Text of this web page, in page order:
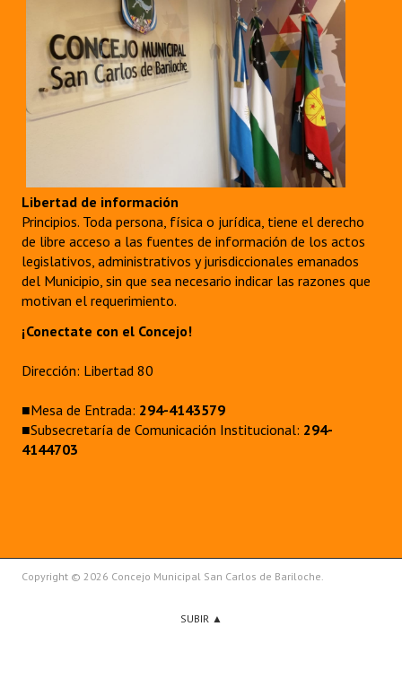
Libertad de información
Principios. Toda persona, física o jurídica, tiene el derecho
de libre acceso a las fuentes de información de los actos
legislativos, administrativos y jurisdiccionales emanados
del Municipio, sin que sea necesario indicar las razones que
motivan el requerimiento.
¡Conectate con el Concejo!
Dirección: Libertad 80
■Mesa de Entrada: 294-4143579
■Subsecretaría de Comunicación Institucional: 294-
4144703
Copyright © 2026 Concejo Municipal San Carlos de Bariloche.
SUBIR ▲